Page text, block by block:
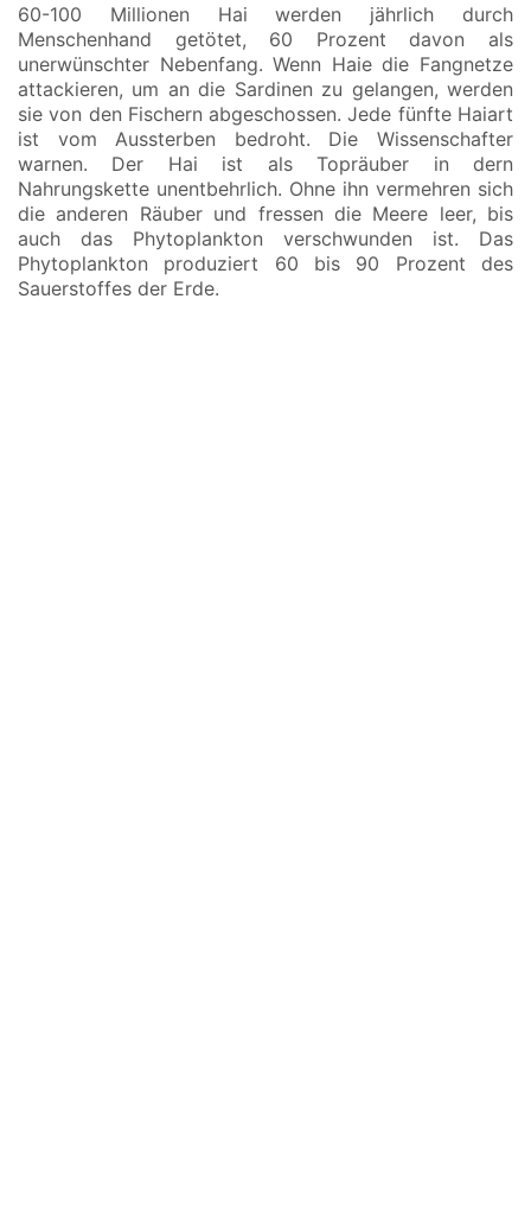
60-100 Millionen Hai werden jährlich durch
Menschenhand getötet, 60 Prozent davon als
unerwünschter Nebenfang. Wenn Haie die Fangnetze
attackieren, um an die Sardinen zu gelangen, werden
sie von den Fischern abgeschossen. Jede fünfte Haiart
ist vom Aussterben bedroht. Die Wissenschafter
warnen. Der Hai ist als Topräuber in dern
Nahrungskette unentbehrlich. Ohne ihn vermehren sich
die anderen Räuber und fressen die Meere leer, bis
auch das Phytoplankton verschwunden ist. Das
Phytoplankton produziert 60 bis 90 Prozent des
Sauerstoffes der Erde.